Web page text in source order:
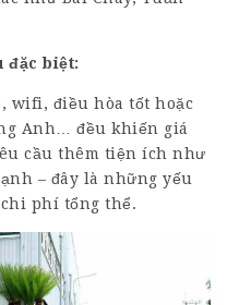
đặc biệt:
wifi, điều hòa tốt hoặc
Anh… đều khiến giá
cầu thêm tiện ích như
– đây là những yếu
phí tổng thể.